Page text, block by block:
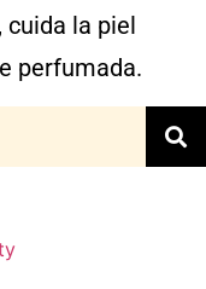
cuida la piel
perfumada.